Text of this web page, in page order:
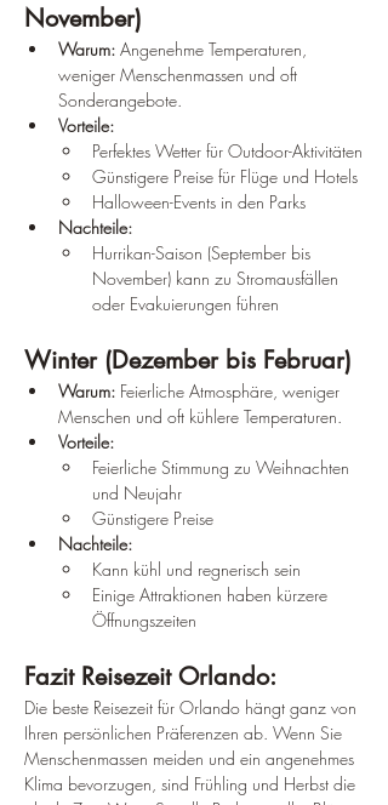
November)
Warum: Angenehme Temperaturen,
weniger Menschenmassen und oft
Sonderangebote.
Vorteile:
Perfektes Wetter für Outdoor-Aktivitäten
Günstigere Preise für Flüge und Hotels
Halloween-Events in den Parks
Nachteile:
Hurrikan-Saison (September bis
November) kann zu Stromausfällen
oder Evakuierungen führen
Winter (Dezember bis Februar)
Warum: Feierliche Atmosphäre, weniger
Menschen und oft kühlere Temperaturen.
Vorteile:
Feierliche Stimmung zu Weihnachten
und Neujahr
Günstigere Preise
Nachteile:
Kann kühl und regnerisch sein
Einige Attraktionen haben kürzere
Öffnungszeiten
Fazit Reisezeit Orlando:
Die beste Reisezeit für Orlando hängt ganz von
Ihren persönlichen Präferenzen ab. Wenn Sie
Menschenmassen meiden und ein angenehmes
Klima bevorzugen, sind Frühling und Herbst die